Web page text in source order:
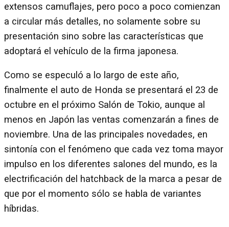
extensos camuflajes, pero poco a poco comienzan
a circular más detalles, no solamente sobre su
presentación sino sobre las características que
adoptará el vehículo de la firma japonesa.
Como se especuló a lo largo de este año,
finalmente el auto de Honda se presentará el 23 de
octubre en el próximo Salón de Tokio, aunque al
menos en Japón las ventas comenzarán a fines de
noviembre. Una de las principales novedades, en
sintonía con el fenómeno que cada vez toma mayor
impulso en los diferentes salones del mundo, es la
electrificación del hatchback de la marca a pesar de
que por el momento sólo se habla de variantes
híbridas.